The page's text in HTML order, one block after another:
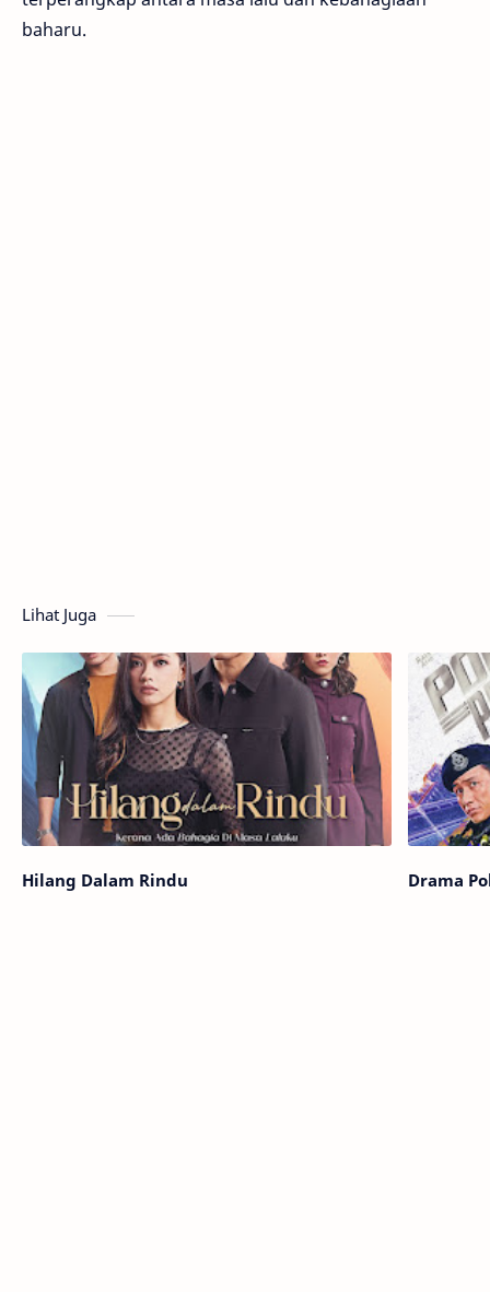
baharu.
Lihat Juga
Hilang Dalam Rindu Drama